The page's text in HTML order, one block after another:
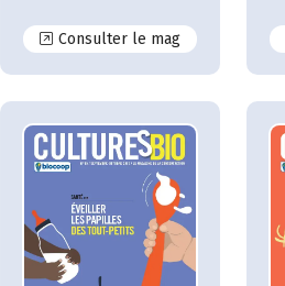
Consulter le magN°102